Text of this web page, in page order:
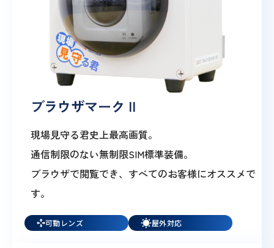
ブラウザマーク II
現場見守る君史上最高画質。
通信制限のない無制限SIM標準装備。
ブラウザで閲覧でき、すべてのお客様にオススメで
す。
可動レンズ 屋外対応